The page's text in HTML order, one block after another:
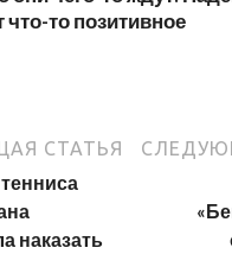
что-то позитивное
СТАТЬЯ
наказать